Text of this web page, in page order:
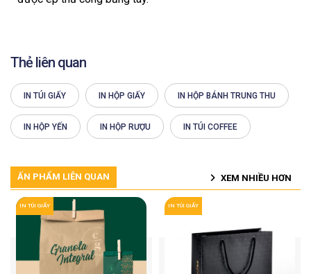
Thẻ liên quan
IN TÚI GIẤY IN HỘP GIẤY IN HỘP BÁNH TRUNG THU
IN HỘP YẾN IN HỘP RƯỢU IN TÚI COFFEE
ẤN PHẨM LIÊN QUAN XEM NHIỀU HƠN
IN TÚI GIẤY IN TÚI GIẤY